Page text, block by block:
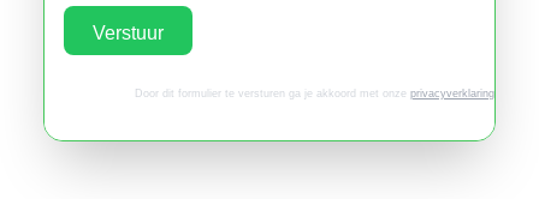
Verstuur
Door dit formulier te versturen ga je akkoord met onze privacyverklaring.